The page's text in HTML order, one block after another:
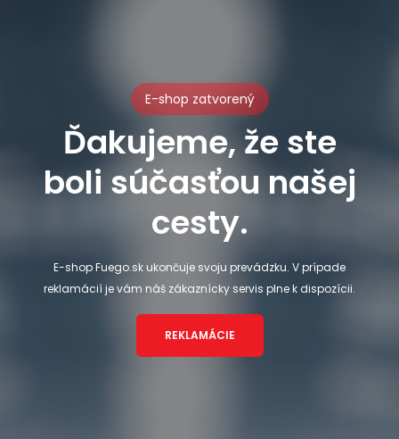
E-shop zatvorený
Ďakujeme, že ste
boli súčasťou našej
cesty.
E-shop Fuego.sk ukončuje svoju prevádzku. V prípade
reklamácií je vám náš zákaznícky servis plne k dispozícii.
REKLAMÁCIE